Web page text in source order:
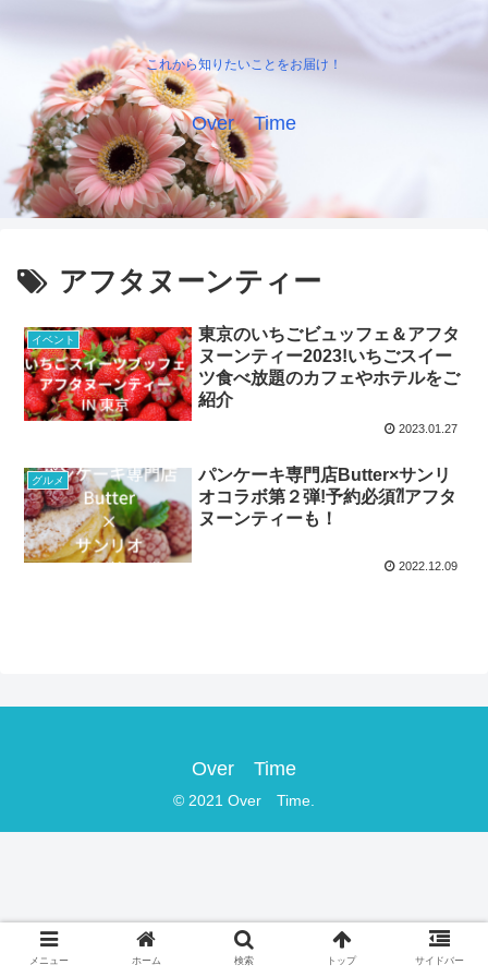
これから知りたいことをお届け！
Over Time
アフタヌーンティー
イベント
東京のいちごビュッフェ＆アフタ
ヌーンティー2023!いちごスイー
ツ食べ放題のカフェやホテルをご
紹介
2023.01.27
グルメ
パンケーキ専門店Butter×サンリ
オコラボ第２弾!予約必須⁈アフタ
ヌーンティーも！
2022.12.09
Over Time
© 2021 Over Time.
メニュー ホーム 検索 トップ サイドバー